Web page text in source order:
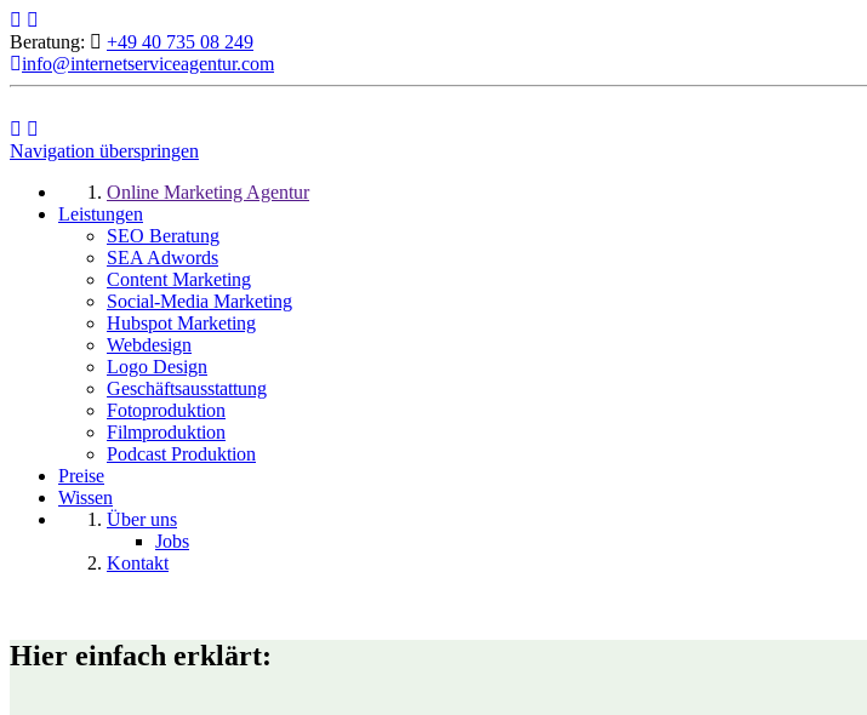
Beratung:
+49 40 735 08 249
info@internetserviceagentur.com
Navigation überspringen
Online Marketing Agentur
Leistungen
SEO Beratung
SEA Adwords
Content Marketing
Social-Media Marketing
Hubspot Marketing
Webdesign
Logo Design
Geschäftsausstattung
Fotoproduktion
Filmproduktion
Podcast Produktion
Preise
Wissen
Über uns
Jobs
Kontakt
Hier einfach erklärt: